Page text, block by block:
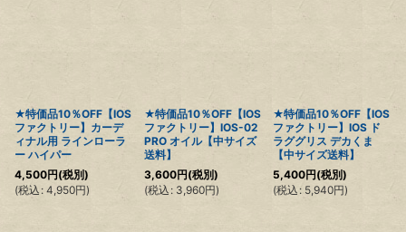
★特価品10％OFF【IOS
ファクトリー】カーデ
ィナル用 ラインローラ
ー ハイパー
4,500円(税別)
(税込 : 4,950円)
★特価品10％OFF【IOS
ファクトリー】IOS-02
PRO オイル【中サイズ
送料】
3,600円(税別)
(税込 : 3,960円)
★特価品10％OFF【IOS
ファクトリー】IOS ド
ラググリス デカくま
【中サイズ送料】
5,400円(税別)
(税込 : 5,940円)